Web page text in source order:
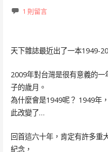
1 則留言
天下雜誌最近出了一本1949-
2009年對台灣是很有意義的
子的歲月。
為什麼會是1949呢？ 1949年
此改變了…
回首這六十年，肯定有許多重
紀念，